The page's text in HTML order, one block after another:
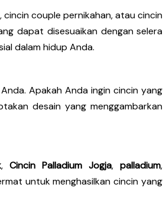
couple pernikahan, atau cincin
dapat disesuaikan dengan selera
dalam hidup Anda.
Apakah Anda ingin cincin yang
desain yang menggambarkan
,Cincin Palladium Jogja,palladium,
untuk menghasilkan cincin yang